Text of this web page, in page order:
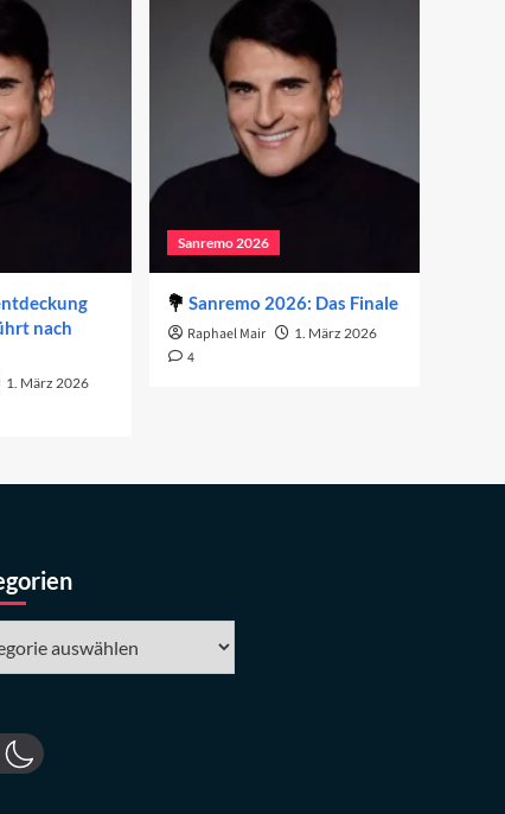
nach
1. März 2026
Sanremo 2026
Sanremo 2026: Das Finale
Raphael Mair 1. März 2026
4